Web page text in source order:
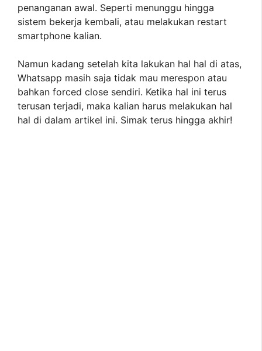
penanganan awal. Seperti menunggu hingga
sistem bekerja kembali, atau melakukan restart
smartphone kalian.
Namun kadang setelah kita lakukan hal hal di atas,
Whatsapp masih saja tidak mau merespon atau
bahkan forced close sendiri. Ketika hal ini terus
terusan terjadi, maka kalian harus melakukan hal
hal di dalam artikel ini. Simak terus hingga akhir!